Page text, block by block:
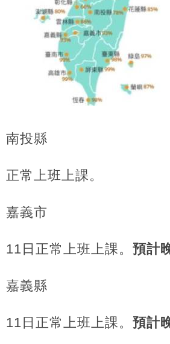
南投縣
正常上班上課。
嘉義市
11日正常上班上課。 預計
嘉義縣
11日正常上班上課。 預計